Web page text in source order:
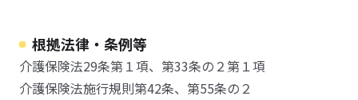
根拠法律・条例等
介護保険法29条第１項、第33条の２第１項
介護保険法施行規則第42条、第55条の２